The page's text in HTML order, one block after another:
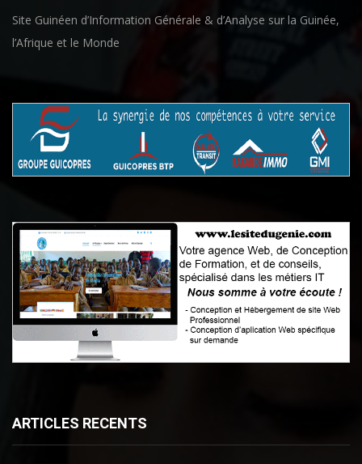
Site Guinéen d’Information Générale & d’Analyse sur la Guinée,
l’Afrique et le Monde
ARTICLES RECENTS